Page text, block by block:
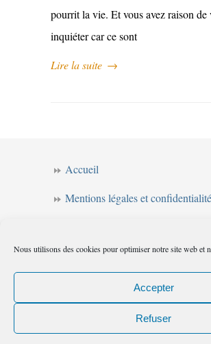
Nous utilisons des cookies pour optimiser notre site web et
Accepter
Refuser
pourrit la vie. Et vous avez raison de
inquiéter car ce sont
Lire la suite →
Accueil
Mentions légales et confidentialité
Forum de l’intuition
Politique de cookies (UE)